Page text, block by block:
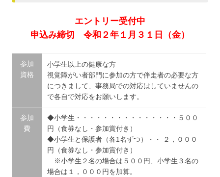
エントリー受付中
申込み締切 令和２年１月３１日（金）
参加
資格
小学生以上の健康な方
視覚障がい者部門に参加の方で伴走者の必要な方
につきまして、事務局での対応はしていませんの
で各自で対応をお願いします。
参加
費
◆小学生・・・・・・・・・・・・・・・５００
円（食券なし・参加賞付き）
◆小学生と保護者（各1名ずつ）・・ ２，０００
円（食券なし・参加賞付き）
※小学生２名の場合は５００円、小学生３名の
場合は１，０００円を加算。